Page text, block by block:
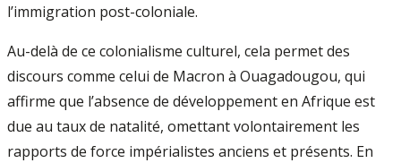
l’immigration post-coloniale.
Au-delà de ce colonialisme culturel, cela permet des
discours comme celui de Macron à Ouagadougou, qui
affirme que l’absence de développement en Afrique est
due au taux de natalité, omettant volontairement les
rapports de force impérialistes anciens et présents. En